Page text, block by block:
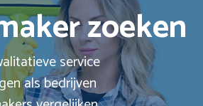
zoeken
service
als bedrijven